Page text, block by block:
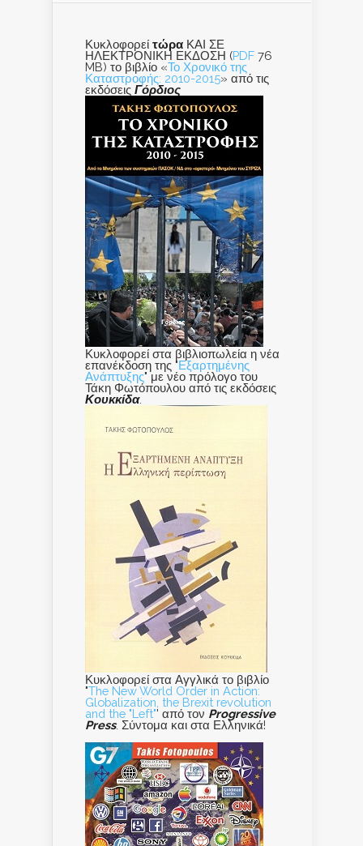
Κυκλοφορεί τώρα ΚΑΙ ΣΕ
ΗΛΕΚΤΡΟΝΙΚΗ ΕΚΔΟΣΗ (PDF 76
MB) το βιβλίο «Το Χρονικό της
Καταστροφής: 2010-2015» από τις
εκδόσεις Γόρδιος
Κυκλοφορεί στα βιβλιοπωλεία η νέα
επανέκδοση της "Εξαρτημένης
Ανάπτυξης" με νέο πρόλογο του
Τάκη Φωτόπουλου από τις εκδόσεις
Κουκκίδα.
Κυκλοφορεί στα Αγγλικά το βιβλίο
"The New World Order in Action:
Globalization, the Brexit revolution
and the "Left"' από τον Progressive
Press. Σύντομα και στα Ελληνικά!